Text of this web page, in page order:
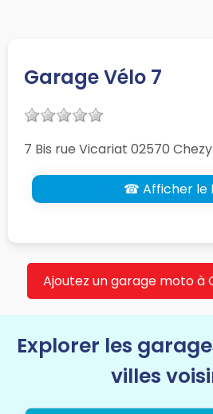
Garage Vélo 7
7 Bis rue Vicariat 02570
☎ Afficher le
Ajoutez un garage moto à
Explorer les
villes